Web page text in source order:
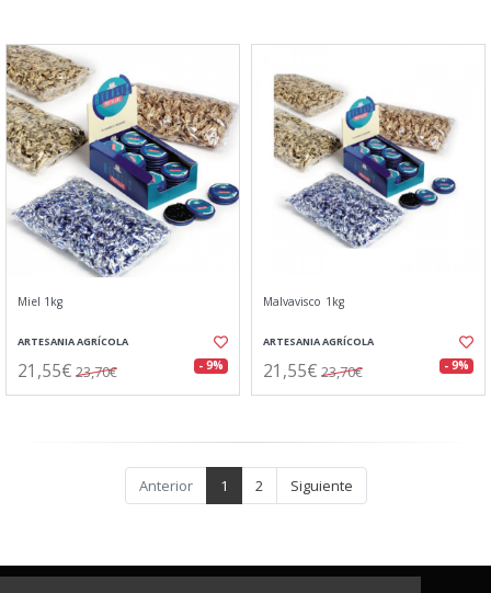
Miel 1kg
ARTESANIA AGRÍCOLA
21,55€ 23,70€ - 9%
Malvavisco 1kg
ARTESANIA AGRÍCOLA
21,55€ 23,70€ - 9%
Anterior 1 2 Siguiente